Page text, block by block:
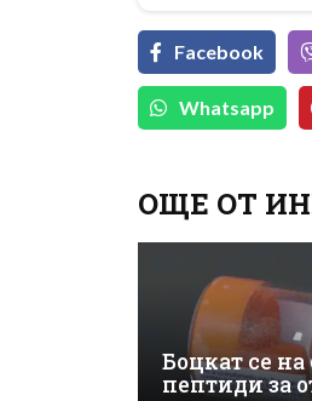
Facebook
Whatsapp
ОЩЕ ОТ
Боцкат се на
пептиди за